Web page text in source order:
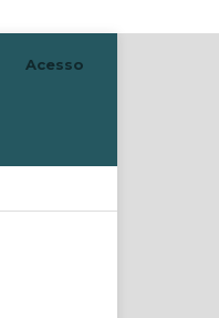
Acesso